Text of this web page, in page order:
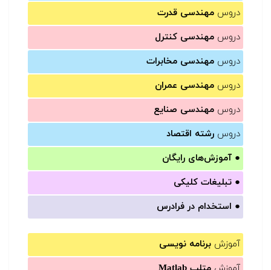
دروس مهندسی قدرت
دروس مهندسی کنترل
دروس مهندسی مخابرات
دروس مهندسی عمران
دروس مهندسی صنایع
دروس رشته اقتصاد
● آموزش‌های رایگان
● تبلیغات کلیکی
● استخدام در فرادرس
آموزش برنامه نویسی